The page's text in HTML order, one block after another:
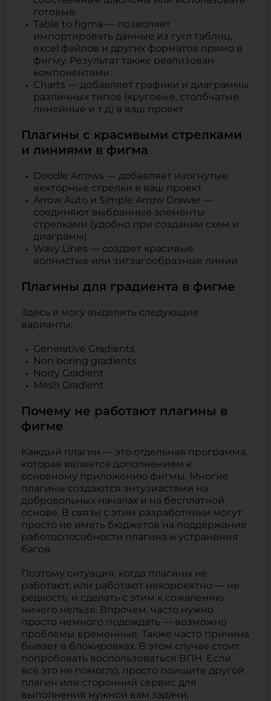
готовые.
Table to figma — позволяет
импортировать данные из гугл таблиц,
excel файлов и других форматов прямо в
фигму. Результат также реализован
компонентами.
Charts — добавляет графики и диаграммы
различных типов (круговые, столбчатые,
линейные и т д) в ваш проект
Плагины с красивыми стрелками
и линиями в фигма
Doodle Arrows — добавляет изогнутые
векторные стрелки в ваш проект
Arrow Auto и Simple Arrow Drawer —
соединяют выбранные элементы
стрелками (удобно при создании схем и
диаграмм)
Wavy Lines — создает красивые
волнистые или зигзагообразные линии
Плагины для градиента в фигме
Здесь я могу выделить следующие
варианты:
Generative Gradients
Non boring gradients
Noizy Gradient
Mesh Gradient
Почему не работают плагины в
фигме
Каждый плагин — это отдельная программа,
которая является дополнением к
основному приложению фигмы. Многие
плагины создаются энтузиастами на
добровольных началах и на бесплатной
основе. В связи с этим разработчики могут
просто не иметь бюджетов на поддержание
работоспособности плагина и устранения
багов.
Поэтому ситуация, когда плагины не
работают, или работают некорректно — не
редкость, и сделать с этим к сожалению
ничего нельзя. Впрочем, часто нужно
просто немного подождать — возможно
проблемы временные. Также часто причина
бывает в блокировках. В этом случае стоит
попробовать воспользоваться ВПН. Если
всё это не помогло, просто поищите другой
плагин или сторонний сервис для
выполнения нужной вам задачи.